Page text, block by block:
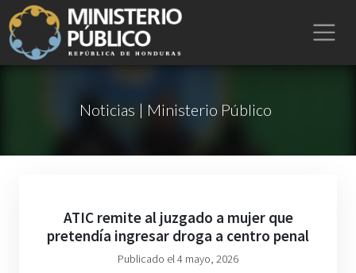
Noticias | Ministerio Público
ATIC remite al juzgado a mujer que
pretendía ingresar droga a centro penal
Publicado el 4 mayo, 2026